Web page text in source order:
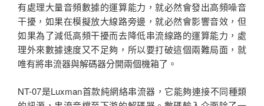
有處理大量音頻數據的運算能力，就必然會發出高頻噪音
干擾，如果在模擬放大線路旁邊，就必然會影響音效，但
如果為了減低高頻干擾而去降低串流線路的運算能力，處
理外來數據速度又不足夠，所以要打破這個兩難局面，就
唯有將串流器與解碼器分開兩個機箱了。
NT-07是Luxman首款純網絡串流器，它能夠連接不同種類